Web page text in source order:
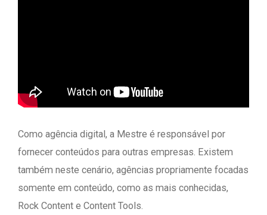
Como agência digital, a Mestre é responsável por
fornecer conteúdos para outras empresas. Existem
também neste cenário, agências propriamente focadas
somente em conteúdo, como as mais conhecidas,
Rock Content e Content Tools.